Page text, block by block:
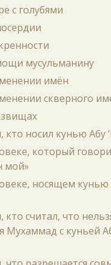
с голубями
мусульманину
имён
скверного
кто носил кунью Абу
который
мой»
носящем кунью
кто считал, что
Мухаммад с куньей